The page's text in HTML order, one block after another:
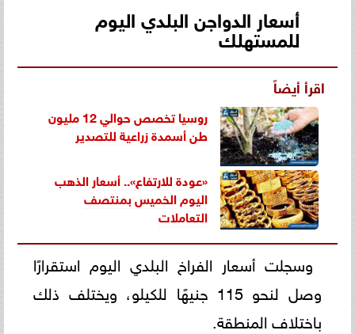
أسعار الدواجن البلدي اليوم
للمستهلك
اقرأ أيضاً
روسيا تخصص حوالي 12 مليون
طن أسمدة زراعية للتصدير
«عودة للارتفاع».. أسعار الذهب
اليوم الخميس بمنتصف
التعاملات
وسجلت أسعار الفراخ البلدي اليوم استقرارًا
وصل لنحو 115 جنيهًا للكيلو، ويختلف ذلك
باختلاف المنطقة.